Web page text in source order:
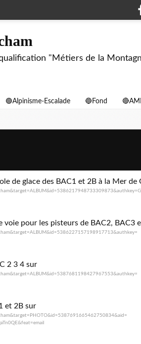
"Métiers de la
🟢Alpinisme-Escalade 🔵Fond
de glace des BAC1 et 2B à la Mer de
target=ALBUM&id= 5386217948733309873&authkey=
pour les pisteurs de BAC2, BAC3
target=ALBUM&id= 5386227157198917713&authkey=
2 3 4 sur
target=ALBUM&id= 5387681198427967553&authkey=
et 2B sur
target=PHOTO&id= 5387691665462750834&aid=
email